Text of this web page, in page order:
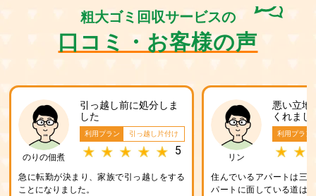
粗大ゴミ回収サービスの
口コミ・お客様の声
のりの佃煮
引っ越し前に処分しま
した
利用プラン 引っ越し片付け
5
急に転勤が決まり、家族で引っ越しをする
ことになりました。
リン
悪い立地
くれまし
利用プラン
住んでいるアパートは三
パートに面している道は